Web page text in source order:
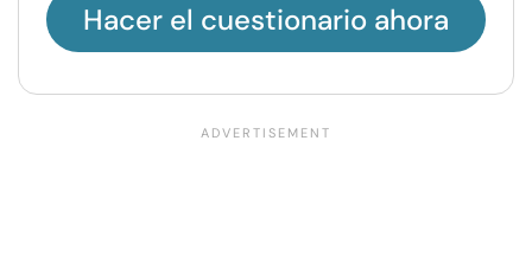
Hacer el cuestionario ahora